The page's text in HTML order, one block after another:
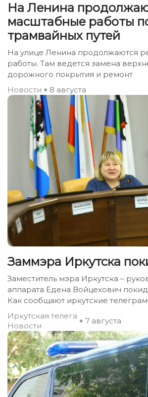
На Ленина
масштабные работы
трамвайных путей
На улице Ленина продолжаются
работы. Там ведется замена
дорожного покрытия и ремонт
Новости
8 августа
Заммэра Иркутска
Заместитель мэра Иркутска –
аппарата Едена Войцехович
Как сообщают иркутские
Иркутская телега
Новости
7 августа